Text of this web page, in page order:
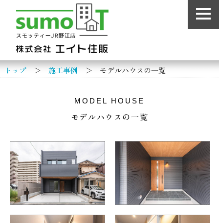
トップ＞ 施工事例 ＞ モデルハウスの一覧
MODEL HOUSE
モデルハウスの一覧